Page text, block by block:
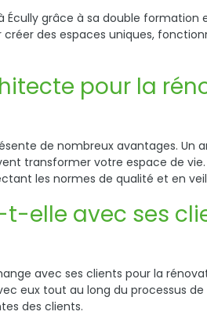
grâce à sa double
des espaces uniques,
pour la
de nombreux avantages. Un
transformer votre espace de
les normes de qualité et en
elle avec ses
avec ses clients pour la
eux tout au long du processus
des clients.